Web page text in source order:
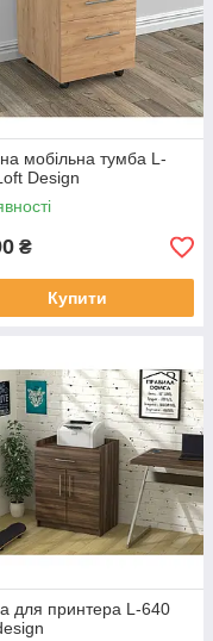
мобільна тумба L-
Design
₴
Купити
для принтера L-640